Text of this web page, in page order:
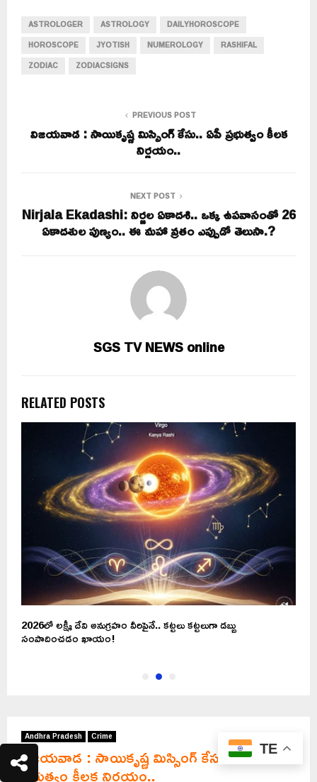
ASTROLOGER ASTROLOGY
DAILYHOROSCOPE
HOROSCOPE
JYOTISH NUMEROLOGY
RASHIFAL
ZODIAC
ZODIACSIGNS
PREVIOUS POST
విజయవాడ : సాయికృష్ణ మిస్సింగ్‌ కేసు.. ఏపీ ప్రభుత్వం కీలక
నిర్ణయం..
NEXT POST
Nirjala Ekadashi: నిర్జల ఏకాదశి.. ఒక్క ఉపవాసంతో 26
ఏకాదశుల పుణ్యం.. ఈ మహా వ్రతం ఎప్పుడో తెలుసా.?
SGS TV NEWS online
RELATED POSTS
2026లో లక్ష్మీ దేవి అనుగ్రహం వీరిపైనే.. కట్టలు కట్టలుగా డబ్బు
సంపాదించడం ఖాయం!
Andhra Pradesh Crime
విజయవాడ : సాయికృష్ణ మిస్సింగ్‌ కేసు.. ఏపీ
ప్రభుత్వం కీలక నిర్ణయం..
TE